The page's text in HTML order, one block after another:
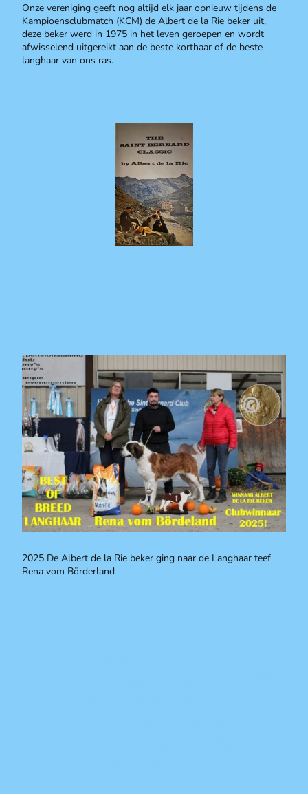
Onze vereniging geeft nog altijd elk jaar opnieuw tijdens de
Kampioensclubmatch (KCM) de Albert de la Rie beker uit,
deze beker werd in 1975 in het leven geroepen en wordt
afwisselend uitgereikt aan de beste korthaar of de beste
langhaar van ons ras.
2025 De Albert de la Rie beker ging naar de Langhaar teef
Rena vom Börderland